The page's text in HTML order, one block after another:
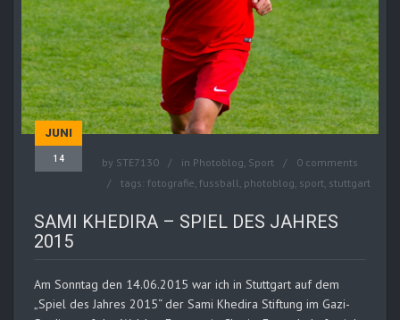
JUNI
14 by STE7130 in Photoblog, Sport
0 comments
tags: fotografie, fussball, photoblog, sport, stuttgart
SAMI KHEDIRA – SPIEL DES JAHRES
2015
Am Sonntag den 14.06.2015 war ich in Stuttgart auf dem
„Spiel des Jahres 2015“ der Sami Khedira Stiftung im Gazi-